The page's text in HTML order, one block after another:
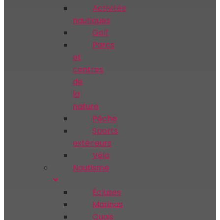
Activités
nautiques
Golf
Parcs
et
centres
de
la
nature
Pêche
Sports
extérieurs
Vélo
Nautisme
Écluses
Marinas
Quais